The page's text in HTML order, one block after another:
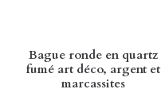
Bague ronde en quartz
fumé art déco, argent et
marcassites